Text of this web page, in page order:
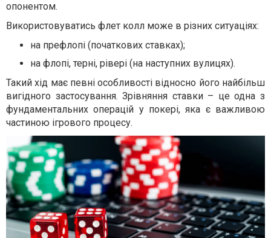
опонентом.
Використовуватись флет колл може в різних ситуаціях:
на префлопі (початкових ставках);
на флопі, терні, рівері (на наступних вулицях).
Такий хід має певні особливості відносно його найбільш
вигідного застосування. Зрівняння ставки – це одна з
фундаментальних операцій у покері, яка є важливою
частиною ігрового процесу.